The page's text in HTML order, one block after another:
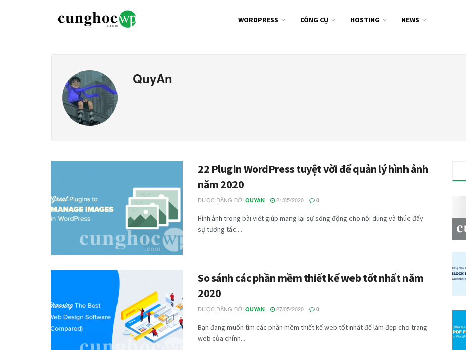
WORDPRESS CÔNG CỤ HOSTING NEWS
QuyAn
22 Plugin WordPress tuyệt vời để quản lý hình ảnh
năm 2020
ĐƯỢC ĐĂNG BỞI QUYAN 21/05/2020 0
Hình ảnh trong bài viết giúp mang lại sự sống động cho nội dung và thúc đẩy
sự tương tác....
So sánh các phần mềm thiết kế web tốt nhất năm
2020
ĐƯỢC ĐĂNG BỞI QUYAN 27/05/2020 0
Bạn đang muốn tìm các phần mềm thiết kế web tốt nhất để làm đẹp cho trang
web của chính...